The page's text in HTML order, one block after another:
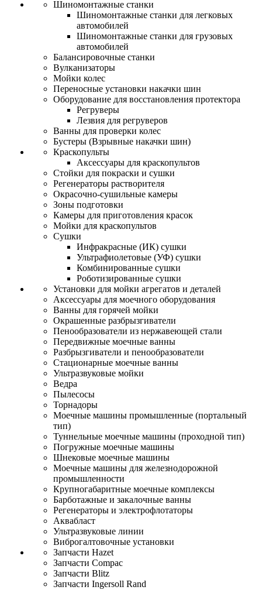
Шиномонтажные станки
Шиномонтажные станки для легковых
автомобилей
Шиномонтажные станки для грузовых
автомобилей
Балансировочные станки
Вулканизаторы
Мойки колес
Переносные установки накачки шин
Оборудование для восстановления протектора
Регруверы
Лезвия для регруверов
Ванны для проверки колес
Бустеры (Взрывные накачки шин)
Краскопульты
Аксессуары для краскопультов
Стойки для покраски и сушки
Регенераторы растворителя
Окрасочно-сушильные камеры
Зоны подготовки
Камеры для приготовления красок
Мойки для краскопультов
Сушки
Инфракрасные (ИК) сушки
Ультрафиолетовые (УФ) сушки
Комбинированные сушки
Роботизированные сушки
Установки для мойки агрегатов и деталей
Аксессуары для моечного оборудования
Ванны для горячей мойки
Окрашенные разбрызгиватели
Пенообразователи из нержавеющей стали
Передвижные моечные ванны
Разбрызгиватели и пенообразователи
Стационарные моечные ванны
Ультразвуковые мойки
Ведра
Пылесосы
Торнадоры
Моечные машины промышленные (портальный
тип)
Туннельные моечные машины (проходной тип)
Погружные моечные машины
Шнековые моечные машины
Моечные машины для железнодорожной
промышленности
Крупногабаритные моечные комплексы
Барботажные и закалочные ванны
Регенераторы и электрофлотаторы
Аквабласт
Ультразвуковые линии
Виброгалтовочные установки
Запчасти Hazet
Запчасти Compac
Запчасти Blitz
Запчасти Ingersoll Rand